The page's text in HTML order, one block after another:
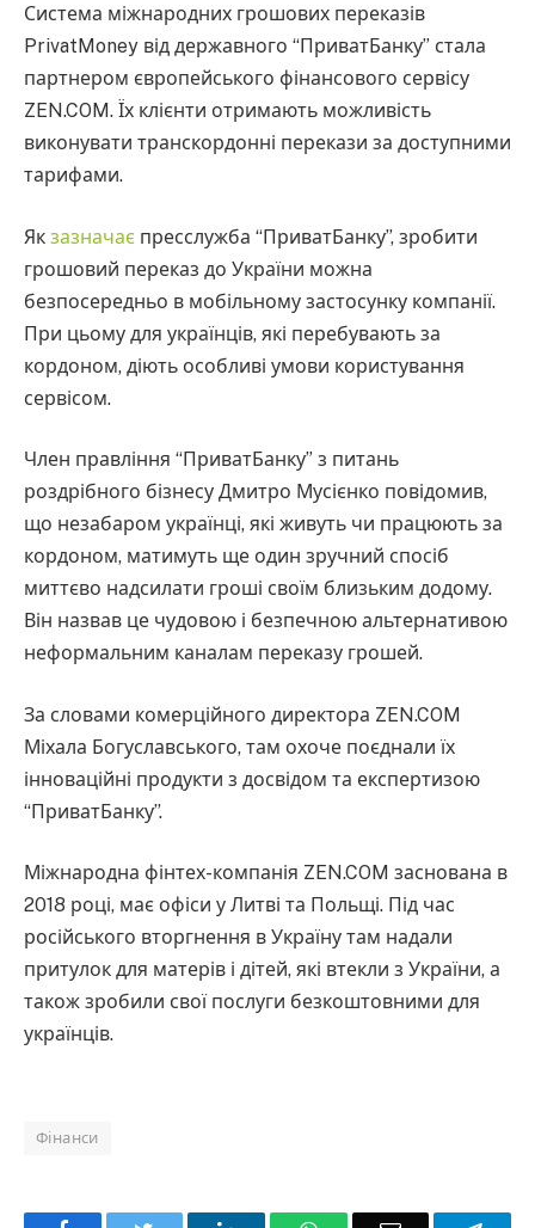
Система міжнародних грошових переказів
PrivatMoney від державного “ПриватБанку” стала
партнером європейського фінансового сервісу
ZEN.COM. Їх клієнти отримають можливість
виконувати транскордонні перекази за доступними
тарифами.
Як зазначає пресслужба “ПриватБанку”, зробити
грошовий переказ до України можна
безпосередньо в мобільному застосунку компанії.
При цьому для українців, які перебувають за
кордоном, діють особливі умови користування
сервісом.
Член правління “ПриватБанку” з питань
роздрібного бізнесу Дмитро Мусієнко повідомив,
що незабаром українці, які живуть чи працюють за
кордоном, матимуть ще один зручний спосіб
миттєво надсилати гроші своїм близьким додому.
Він назвав це чудовою і безпечною альтернативою
неформальним каналам переказу грошей.
За словами комерційного директора ZEN.COM
Міхала Богуславського, там охоче поєднали їх
інноваційні продукти з досвідом та експертизою
“ПриватБанку”.
Міжнародна фінтех-компанія ZEN.COM заснована в
2018 році, має офіси у Литві та Польщі. Під час
російського вторгнення в Україну там надали
притулок для матерів і дітей, які втекли з України, а
також зробили свої послуги безкоштовними для
українців.
Фінанси